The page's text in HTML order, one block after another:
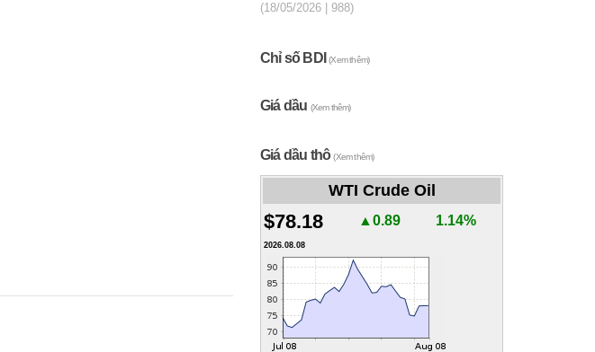
(18/05/2026 | 988)
Chỉ số BDI(Xem thêm)
Giá dầu (Xem thêm)
Giá dầu thô(Xem thêm)
WTI Crude Oil
$78.18 ▲0.89 1.14%
2026.08.08